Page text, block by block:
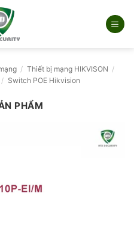
/ Thiết bị mạng HIKVISON /
/ Switch POE Hikvision
PHẨM